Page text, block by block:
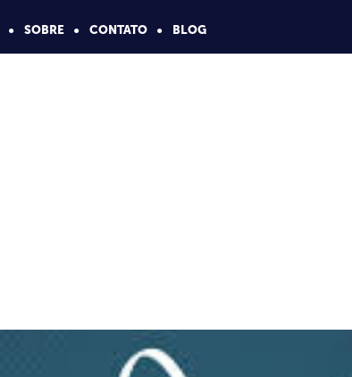
SOBRE CONTATO BLOG